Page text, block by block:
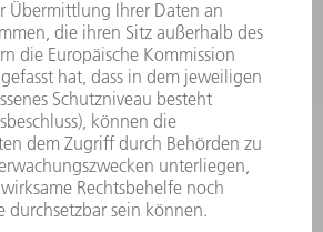
INFORMATION
Häufig gestellte Fragen
Geschäftsbedingungen
KONTAKT
TRUMPF Werkzeugmaschinen
+49 7156 303 33222
- Fr: 07:30 - 17:30 Uhr
per Service App Mo - Fr: